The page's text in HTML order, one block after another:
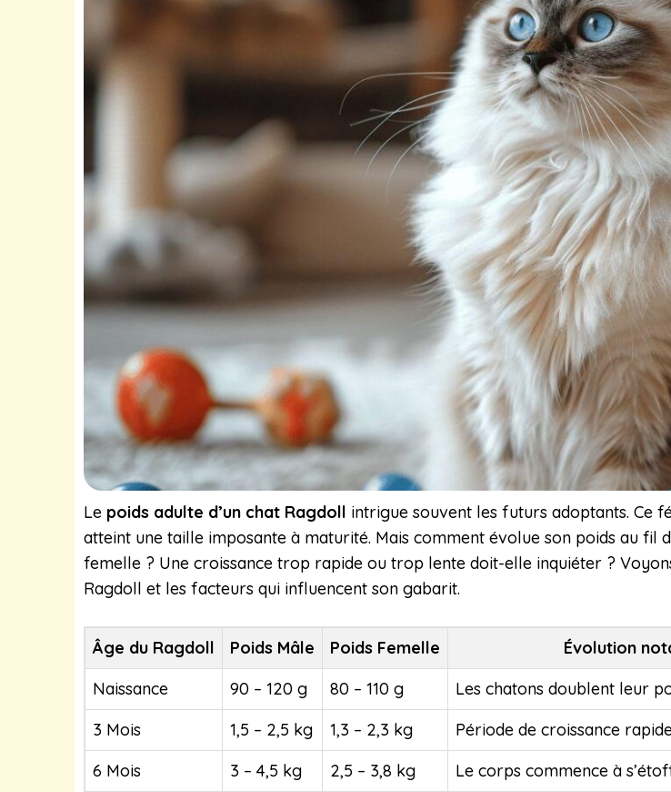
Le poids adulte d’un chat Ragdoll intrigue souvent les futurs adoptants. Ce
atteint une taille imposante à maturité. Mais comment évolue son poids au fil
femelle ? Une croissance trop rapide ou trop lente doit-elle inquiéter ?
Ragdoll et les facteurs qui influencent son gabarit.
Âge du Ragdoll Poids Mâle Poids Femelle
Évolution
Naissance
90 – 120 g 80 – 110 g
Les chatons doublent leur
3 Mois
1,5 – 2,5 kg 1,3 – 2,3 kg
Période de croissance
6 Mois
3 – 4,5 kg 2,5 – 3,8 kg
Le corps commence à